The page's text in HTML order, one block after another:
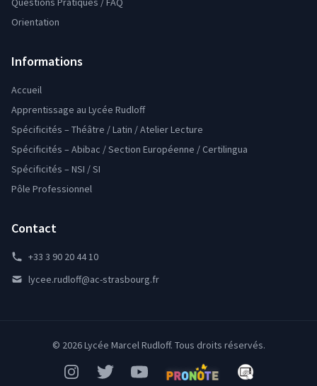
Orientation
Informations
Accueil
Apprentissage au Lycée Rudloff
Spécificités – Théâtre / Latin / Atelier Lecture
Spécificités – Abibac / Section Européenne / Certilingua
Spécificités – NSI / SI
Pôle Professionnel
Contact
+33 3 90 20 44 10
lycee.rudloff@ac-strasbourg.fr
© 2026 Lycée Marcel Rudloff. Tous droits réservés.
InstagramTwitterYouTubePronote Mon Bureau